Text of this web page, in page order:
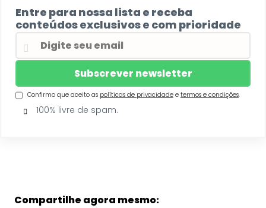
Entre para nossa lista e receba
conteúdos exclusivos e com prioridade
Confirmo que aceito as políticas de privacidadee termos e condições.
100% livre de spam.
Compartilhe agora mesmo: